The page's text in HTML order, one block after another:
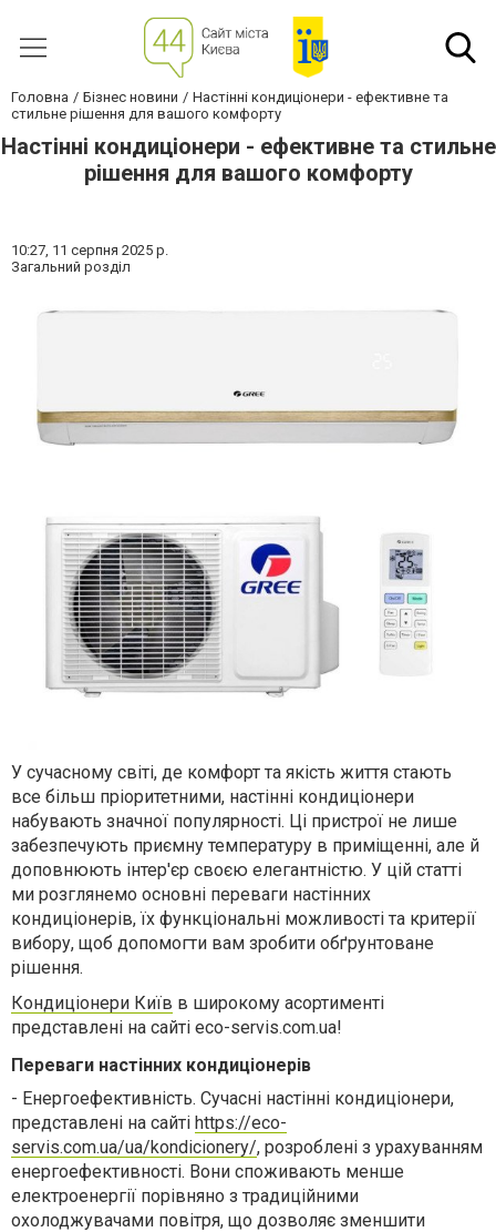
Головна Бізнес новини
Настінні кондиціонери - ефективне та
стильне рішення для вашого комфорту
Настінні кондиціонери - ефективне та стильне
рішення для вашого комфорту
10:27, 11 серпня 2025 р.
Загальний розділ
У сучасному світі, де комфорт та якість життя стають
все більш пріоритетними, настінні кондиціонери
набувають значної популярності. Ці пристрої не лише
забезпечують приємну температуру в приміщенні, але й
доповнюють інтер'єр своєю елегантністю. У цій статті
ми розглянемо основні переваги настінних
кондиціонерів, їх функціональні можливості та критерії
вибору, щоб допомогти вам зробити обґрунтоване
рішення.
Кондиціонери Київ в широкому асортименті
представлені на сайті eco-servis.com.ua!
Переваги настінних кондиціонерів
- Енергоефективність. Сучасні настінні кондиціонери,
представлені на сайті https://eco-
servis.com.ua/ua/kondicionery/, розроблені з урахуванням
енергоефективності. Вони споживають менше
електроенергії порівняно з традиційними
охолоджувачами повітря, що дозволяє зменшити